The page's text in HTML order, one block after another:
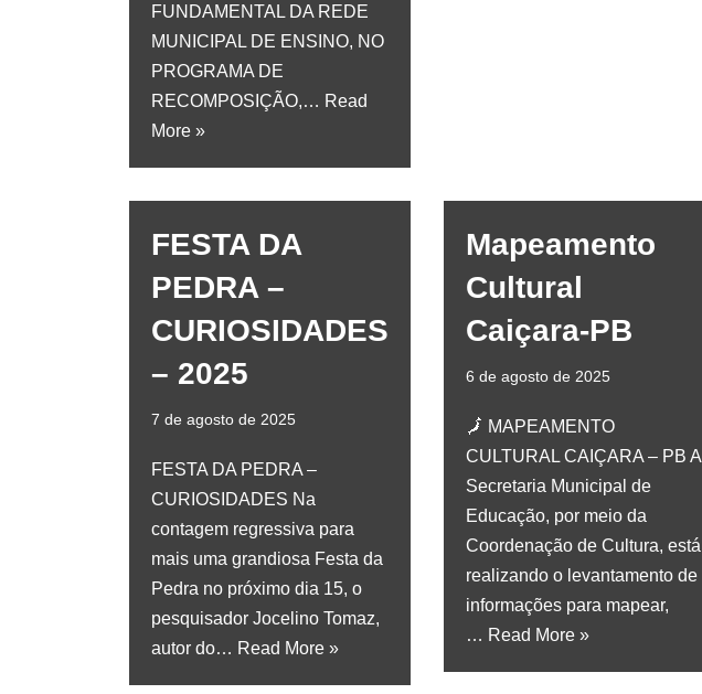
FUNDAMENTAL DA REDE
MUNICIPAL DE ENSINO, NO
PROGRAMA DE
RECOMPOSIÇÃO,… Read
More »
FESTA DA
PEDRA –
CURIOSIDADES
– 2025
7 de agosto de 2025
FESTA DA PEDRA –
CURIOSIDADES Na
contagem regressiva para
mais uma grandiosa Festa da
Pedra no próximo dia 15, o
pesquisador Jocelino Tomaz,
autor do… Read More »
Mapeamento
Cultural
Caiçara-PB
6 de agosto de 2025
🗾 MAPEAMENTO
CULTURAL CAIÇARA – PB A
Secretaria Municipal de
Educação, por meio da
Coordenação de Cultura, está
realizando o levantamento de
informações para mapear,
… Read More »